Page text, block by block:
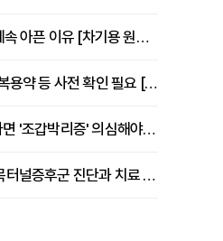
허리 MRI는 정상인데 계속 아픈 이유 [차기용 원장 칼럼]
휴가철 건강검진, 금식·복용약 등 사전 확인 필요 [정도감 원장 칼럼]
손발톱 들뜨고 벗겨진다면 '조갑박리증' 의심해야 [김철윤 원장 칼럼]
손 저림 반복된다면 손목터널증후군 진단과 치료 시기 살펴야 [김동현 원장 칼럼]